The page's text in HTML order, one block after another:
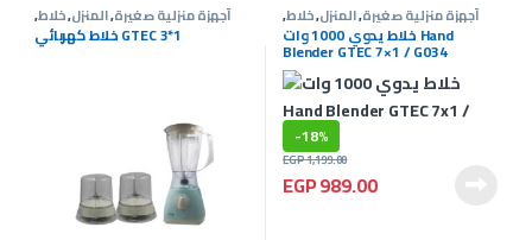
أجهزة منزلية صغيرة,المنزل,خلاط,
عروض G-Tec خلاط كهربائي GTEC 3*1
أجهزة منزلية صغيرة,المنزل,خلاط,
عروض G-Tec خلاط يدوي 1000 وات Hand
Blender GTEC 7×1 / G034
-18%
EGP989.00
EGP1,199.00